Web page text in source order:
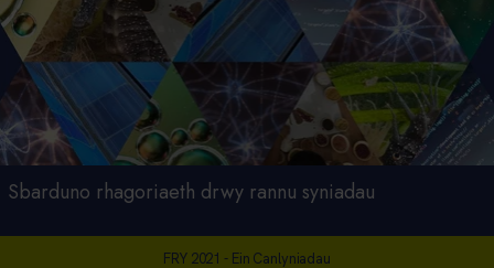
Tymor 4 Archwilio Problemau Byd-eang
Pennod 6: 'Are the needs of asylum seekers and refugees being met by
Sbarduno rhagoriaeth drwy rannu syniadau
FRY 2021 - Ein Canlyniadau
RYDYN NI’N NEWID Y FFORDD NEGYDDOL Y MAE
RYDYM YN DEFNYDDIO DEALLUSRWYDD
RYDYM YN LLEIHAU'R STIGMA AC YN GWELLA LLES